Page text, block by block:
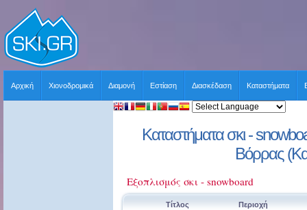
Αρχική Χιονοδρομικά Διαμονή Εστίαση Διασκέδαση Καταστήματα
Καταστήματα σκι -
Βόρρας
Εξοπλισμός σκι - snowboard
Τίτλος Περιοχή